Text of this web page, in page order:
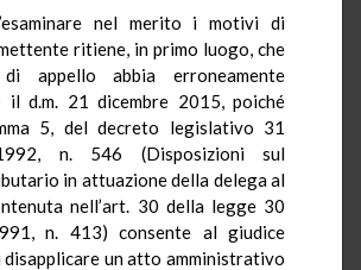
nel merito i motivi di
ritiene, in primo luogo, che
appello abbia erroneamente
il d.m. 21 dicembre 2015, poiché
5, del decreto legislativo 31
n. 546 (Disposizioni sul
in attuazione della delega al
nell’art. 30 della legge 30
n. 413) consente al giudice
un atto amministrativo